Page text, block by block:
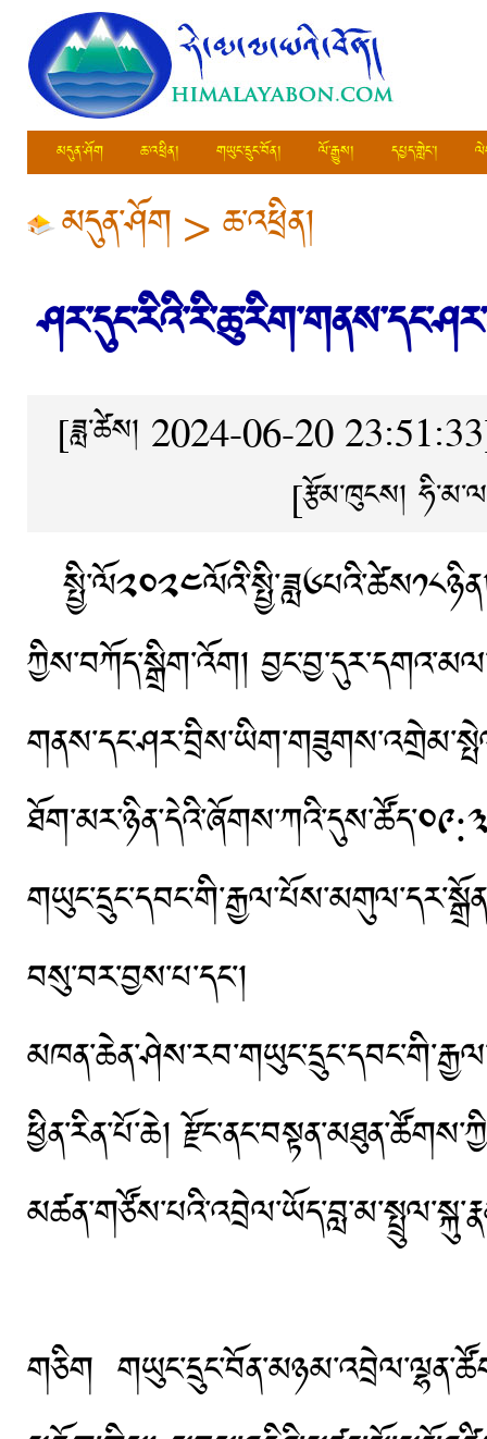
མདུན་ཤོག ཆ་འཕྲིན། གཡུང་དྲུང་བོན། ལོ་རྒྱུས། དཔྱད་གླེང་།
མདུན་ཤོག >ཆ་འཕྲིན།
[ཟླ་ཚེས། 2024-06-20
[རྩོམ་ཁུངས།
སྤྱི་ལོ༢༠༢༤ལོའི་སྤྱི་ཟླ༦པའི་ཚེས༡༨ཉིན།
ཀྱིས་བཀོད་སྒྲིག་འོག།
བསུ་བར་བྱས་པ་དང་།
ཕྱིན་རིན་པོ་ཆེ།
གཅིག